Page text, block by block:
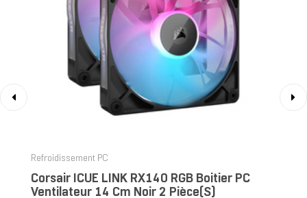
Refroidissement PC
Corsair ICUE LINK RX140 RGB Boitier PC
Ventilateur 14 Cm Noir 2 Pièce(s)